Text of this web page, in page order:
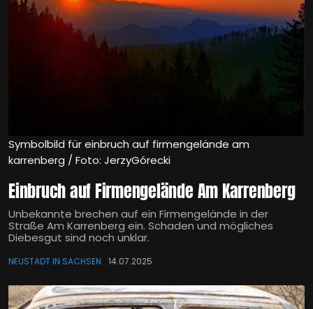
Symbolbild für einbruch auf firmengelände am
karrenberg / Foto: JerzyGórecki
Einbruch auf Firmengelände Am Karrenberg
Unbekannte brechen auf ein Firmengelände in der
Straße Am Karrenberg ein. Schaden und mögliches
Diebesgut sind noch unklar.
NEUSTADT IN SACHSEN 14.07.2025